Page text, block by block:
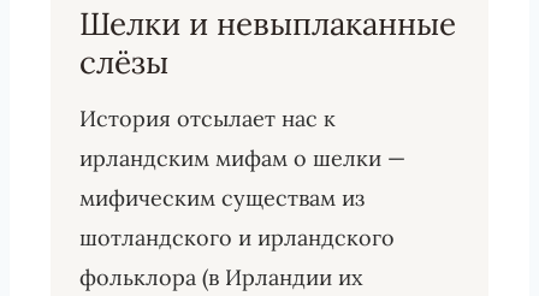
Шелки и невыплаканные
слёзы
История отсылает нас к
ирландским мифам о шелки —
мифическим существам из
шотландского и ирландского
фольклора (в Ирландии их